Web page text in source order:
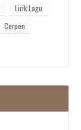
Lirik Lagu
Cerpen